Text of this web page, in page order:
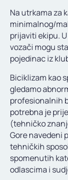
Na utrkama za
minimalnog/
prijaviti ekipu.
vozači mogu
pojedinac iz
Biciklizam kao
gledamo
profesionalnih
potrebna je
(tehničko
Gore navedeni
tehničkih
spomenutih
odlascima i